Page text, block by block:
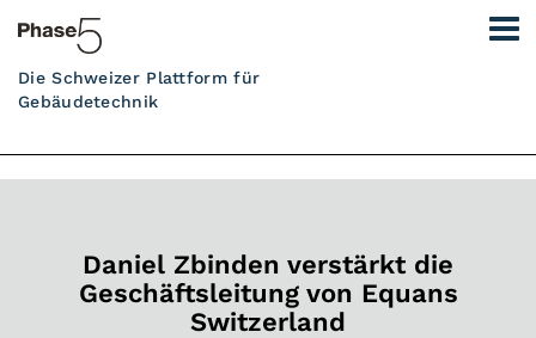
Die Schweizer Plattform für
Gebäudetechnik
Daniel Zbinden verstärkt die
Geschäftsleitung von Equans
Switzerland